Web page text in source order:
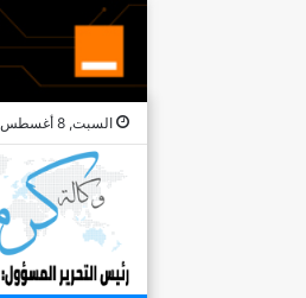
السبت, 8 أغسطس, 2026